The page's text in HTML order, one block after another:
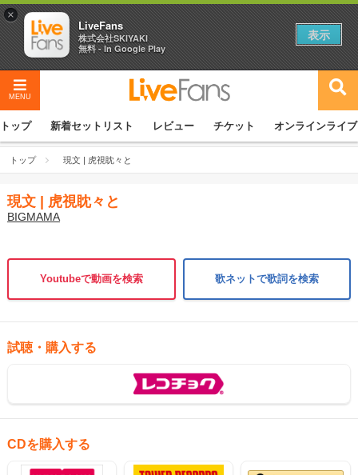
MENU
トップ 新着セットリスト レビュー チケット オンラインライブ
トップ 現文 | 虎視眈々と
現文 | 虎視眈々と
BIGMAMA
Youtubeで動画を検索 歌ネットで歌詞を検索
試聴・購入する
CDを購入する
×
LiveFans
株式会社SKIYAKI
無料 - In Google Play
表示